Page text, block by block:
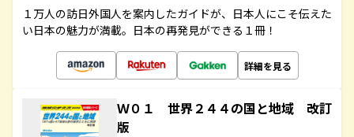
１万人の訪日外国人を案内したガイドが、日本人にこそ伝えた
い日本の魅力が満載。日本の再発見ができる１冊！
詳細を見る
Ｗ０１ 世界２４４の国と地域 改訂
版